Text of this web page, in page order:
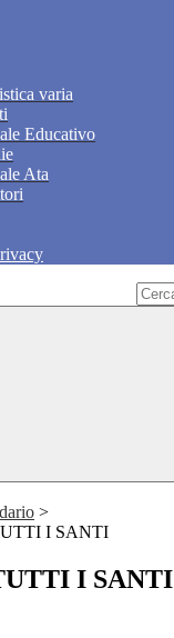
varia
Educativo
Ata
>
I SANTI
I SANTI